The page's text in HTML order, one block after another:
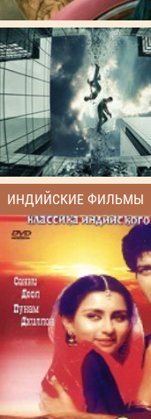
ИНДИЙСКИЕ ФИЛЬМЫ